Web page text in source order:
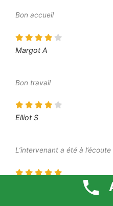
Bon accueil
Margot A
Bon travail
Elliot S
L’intervenant a été à